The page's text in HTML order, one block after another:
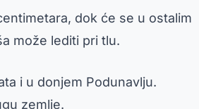
dok će se u ostalim
može lediti pri tlu.
i u donjem Podunavlju.
zemlje.